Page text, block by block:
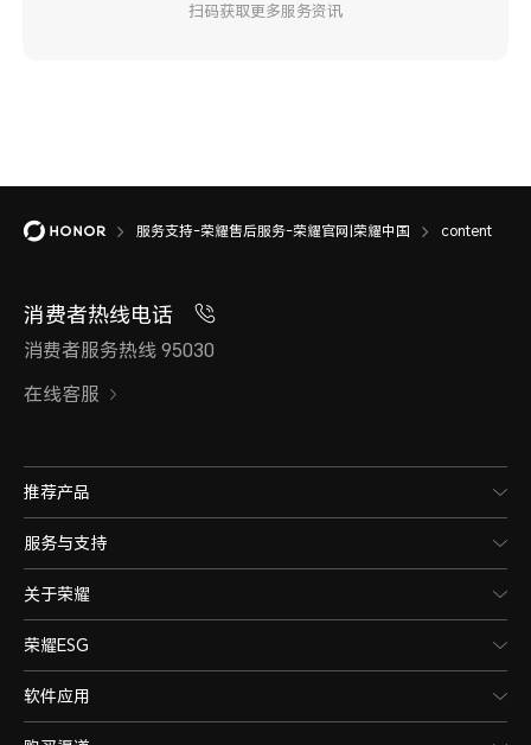
扫码获取更多服务资讯
服务支持-荣耀售后服务-荣耀官网|荣耀中国 content
消费者热线电话
消费者服务热线 95030
在线客服
推荐产品
服务与支持
关于荣耀
荣耀ESG
软件应用